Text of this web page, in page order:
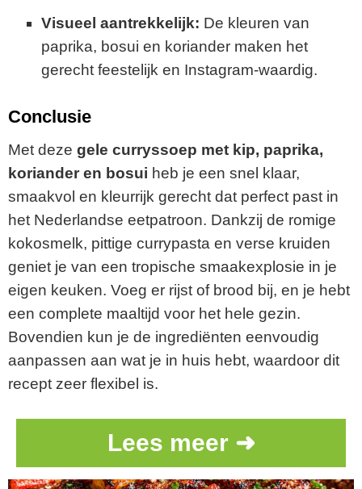
Visueel aantrekkelijk: De kleuren van
paprika, bosui en koriander maken het
gerecht feestelijk en Instagram-waardig.
Conclusie
Met deze gele curryssoep met kip, paprika,
koriander en bosui heb je een snel klaar,
smaakvol en kleurrijk gerecht dat perfect past in
het Nederlandse eetpatroon. Dankzij de romige
kokosmelk, pittige currypasta en verse kruiden
geniet je van een tropische smaakexplosie in je
eigen keuken. Voeg er rijst of brood bij, en je hebt
een complete maaltijd voor het hele gezin.
Bovendien kun je de ingrediënten eenvoudig
aanpassen aan wat je in huis hebt, waardoor dit
recept zeer flexibel is.
Lees meer ➜